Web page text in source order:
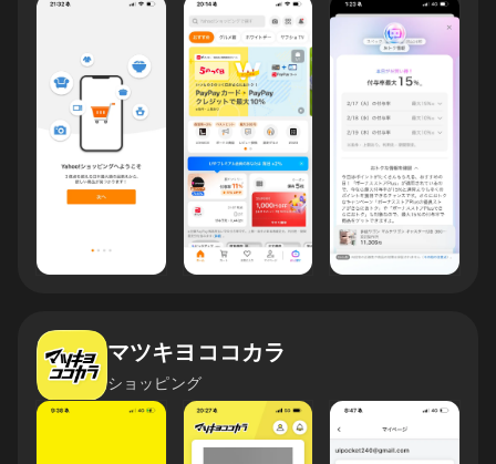
マツキヨココカラ
ショッピング